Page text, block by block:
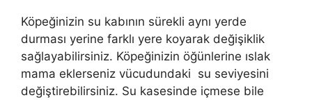
Köpeğinizin su kabının sürekli aynı yerde
durması yerine farklı yere koyarak değişiklik
sağlayabilirsiniz. Köpeğinizin öğünlerine ıslak
mama eklerseniz vücudundaki su seviyesini
değiştirebilirsiniz. Su kasesinde içmese bile